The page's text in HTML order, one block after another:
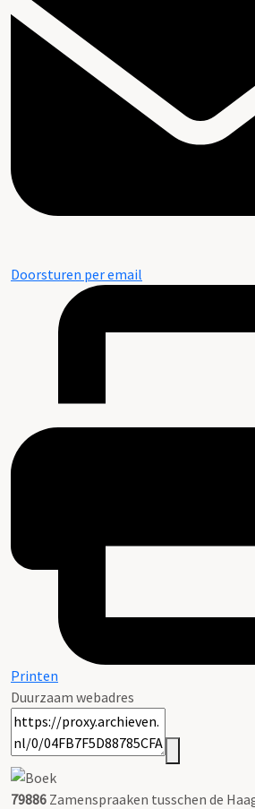
Doorsturen per email
Printen
Duurzaam webadres
79886 Zamenspraaken tusschen de